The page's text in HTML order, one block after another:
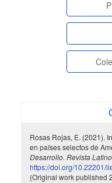
Rosas Rojas, E. (2021).
en países selectos de
Desarrollo. Revista
https://doi.org/10.22201/
(Original work published